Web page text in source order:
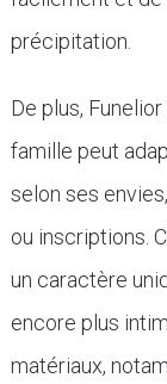
précipitation.
De plus,
famille peut
selon ses
ou inscriptions.
un caractère
encore plus
matériaux,